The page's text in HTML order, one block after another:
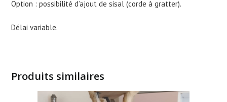
Option : possibilité d’ajout de sisal (corde à gratter).
Délai variable.
Produits similaires